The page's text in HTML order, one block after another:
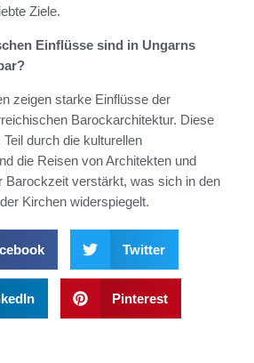
Ziele.
Einflüsse sind in Ungarns
zeigen starke Einflüsse der
Barockarchitektur. Diese
durch die kulturellen
die Reisen von Architekten und
Barockzeit verstärkt, was sich in den
Kirchen widerspiegelt.
Twitter
Pinterest